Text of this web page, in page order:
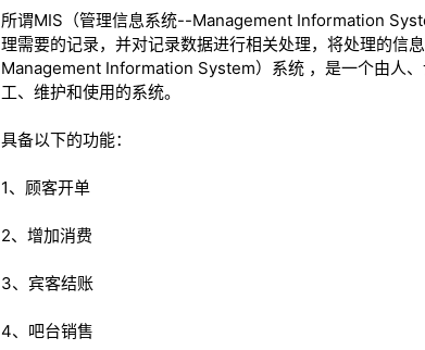
所谓MIS（管理信息系统--Management Information
理需要的记录，并对记录数据进行相关处理，将处理的信
Management Information System）系统 ，是一个由人
工、维护和使用的系统。
具备以下的功能：
1、顾客开单
2、增加消费
3、宾客结账
4、吧台销售